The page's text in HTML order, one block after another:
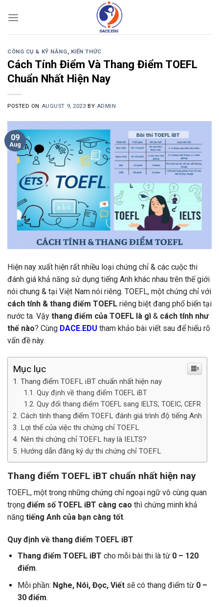
CÔNG CỤ & KỸ NĂNG, KIẾN THỨC
Cách Tính Điểm Và Thang Điểm TOEFL
Chuẩn Nhất Hiện Nay
POSTED ON AUGUST 9, 2023 BY ADMIN
09
Aug
Hiện nay xuất hiện rất nhiều loại chứng chỉ & các cuộc thi
đánh giá khả năng sử dụng tiếng Anh khác nhau trên thế giới
nói chung & tại Việt Nam nói riêng. TOEFL, một chứng chỉ với
cách tính & thang điểm TOEFL riêng biệt đang phổ biến tại
nước ta. Vậy thang điểm của TOEFL là gì & cách tính như
thế nào? Cùng DACE.EDU tham khảo bài viết sau để hiểu rõ
vấn đề này.
Mục lục
Thang điểm TOEFL iBT chuẩn nhất hiện nay
Quy định về thang điểm TOEFL iBT
Quy đổi thang điểm TOEFL sang IELTS, TOEIC, CEFR
Cách tính thang điểm TOEFL đánh giá trình độ tiếng Anh
Lợi thế của việc thi chứng chỉ TOEFL
Nên thi chứng chỉ TOEFL hay là IELTS?
Hướng dẫn đăng ký dự thi chứng chỉ TOEFL
Thang điểm TOEFL iBT chuẩn nhất hiện nay
TOEFL, một trong những chứng chỉ ngoại ngữ vô cùng quan
trọng điểm số TOEFL iBT càng cao thì chứng minh khả
năng tiếng Anh của bạn càng tốt.
Quy định về thang điểm TOEFL iBT
Thang điểm TOEFL iBT cho mỗi bài thi là từ 0 – 120
điểm.
Mỗi phần: Nghe, Nói, Đọc, Viếtsẽ có thang điểm từ 0 –
30 điểm.